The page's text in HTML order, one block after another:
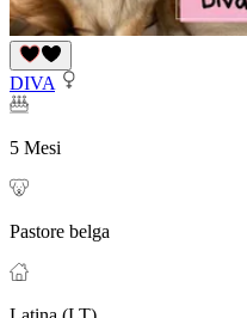
DIVA
5 Mesi
Pastore belga